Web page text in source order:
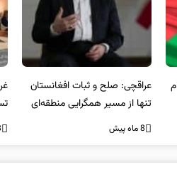
غریب آبادی: مردم ایران هرگز
تسلیم تهدیدات و تجاوزات
نخواهند شد و متحد و منسجم
8 ماه پیش 8